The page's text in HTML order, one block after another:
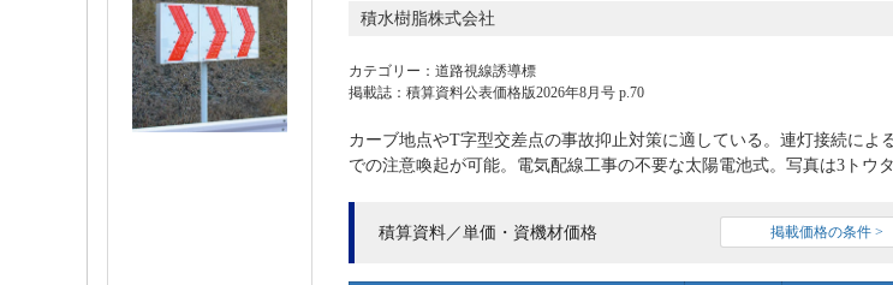
積水樹脂株式会社
カテゴリー：道路視線誘導標
掲載誌：積算資料公表価格版2026年8月号 p.70
カーブ地点やT字型交差点の事故抑止対策に適している。連灯接続によ
での注意喚起が可能。電気配線工事の不要な太陽電池式。写真は3トウタ
積算資料／単価・資機材価格 掲載価格の条件 >